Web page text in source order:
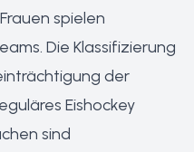
spielen
Die Klassifizierung
der
Eishockey
sind